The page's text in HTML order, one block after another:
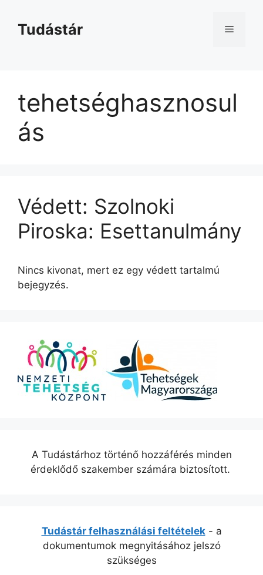
tartalomba
Tudástár Menü
tehetséghasznosul
ás
Védett: Szolnoki
Piroska: Esettanulmány
Nincs kivonat, mert ez egy védett tartalmú
bejegyzés.
A Tudástárhoz történő hozzáférés minden
érdeklődő szakember számára biztosított.
Tudástár felhasználási feltételek- a
dokumentumok megnyitásához jelszó
szükséges